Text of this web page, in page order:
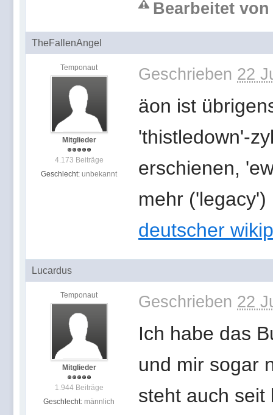
Bearbeitet
TheFallenAngel
Temponaut
Mitglieder
4.173 Beiträge
Geschlecht: unbekannt
Geschrieben 22
äon ist
'thistledown'-
erschienen,
mehr ('legacy')
deutscher
Lucardus
Temponaut
Mitglieder
1.944 Beiträge
Geschlecht: männlich
Geschrieben 22
Ich habe das
und mir sogar
steht auch seit